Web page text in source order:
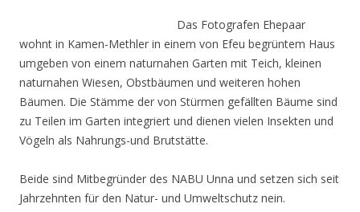
Das Fotografen Ehepaar
wohnt in Kamen-Methler in einem von Efeu begrüntem Haus
umgeben von einem naturnahen Garten mit Teich, kleinen
naturnahen Wiesen, Obstbäumen und weiteren hohen
Bäumen. Die Stämme der von Stürmen gefällten Bäume sind
zu Teilen im Garten integriert und dienen vielen Insekten und
Vögeln als Nahrungs-und Brutstätte.
Beide sind Mitbegründer des NABU Unna und setzen sich seit
Jahrzehnten für den Natur- und Umweltschutz nein.